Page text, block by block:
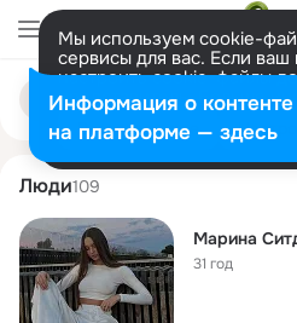
Мы используем cookie-
сервисы для вас. Если ваш
настроить cookie-файлы
представитель. Больше
Разрешить все
Поиск
людям
marina sitdikova
Люди109
Марина
31 год
Информация о контенте
на платформе — здесь